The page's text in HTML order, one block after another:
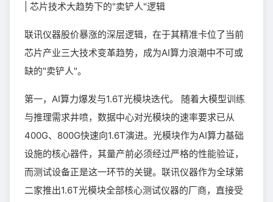
| 芯片技术大趋势下的"卖铲人"逻辑
联讯仪器股价暴涨的深层逻辑，在于其精准卡位了当前
芯片产业三大技术变革趋势，成为AI算力浪潮中不可或
缺的"卖铲人"。
第一，AI算力爆发与1.6T光模块迭代。 随着大模型训练
与推理需求井喷，数据中心对光模块的速率要求已从
400G、800G快速向1.6T演进。光模块作为AI算力基础
设施的核心器件，其量产前必须经过严格的性能验证，
而测试设备正是这一环节的关键。联讯仪器作为全球第
二家推出1.6T光模块全部核心测试仪器的厂商，直接受